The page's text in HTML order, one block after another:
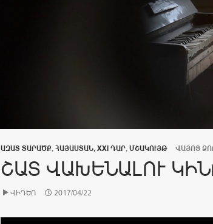
ԱԶԱՏ ՏԱՐԱԾՔ, ՀԱՅԱՍՏԱՆ, XXI ԴԱՐ, ՄՇԱԿՈՒՅԹ ՎԱՅՈՑ
ՇԱՏ ՎԱԽԵՆԱԼՈՒ
ՎԻԴԵՈ 2017/04/22